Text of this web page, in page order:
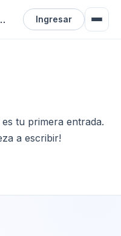
ideas Ingresar
tu primera entrada.
a escribir!